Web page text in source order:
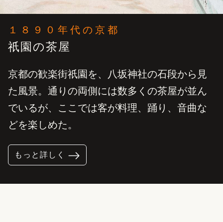
１８９０年代の京都
祇園の茶屋
京都の歓楽街祇園を、八坂神社の石段から見
た風景。通りの両側には数多くの茶屋が並ん
でいるが、ここでは客が料理、踊り、音曲な
どを楽しめた。
もっと詳しく